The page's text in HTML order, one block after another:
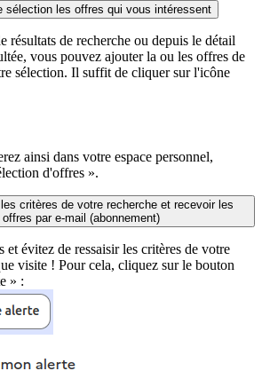
sélection les offres qui vous intéressent
résultats de recherche ou depuis le détail
vous pouvez ajouter la ou les offres de
sélection. Il suffit de cliquer sur l'icône
ainsi dans votre espace personnel,
d'offres ».
critères de votre recherche et recevoir les
offres par e-mail (abonnement)
et évitez de ressaisir les critères de votre
visite ! Pour cela, cliquez sur le bouton
» :